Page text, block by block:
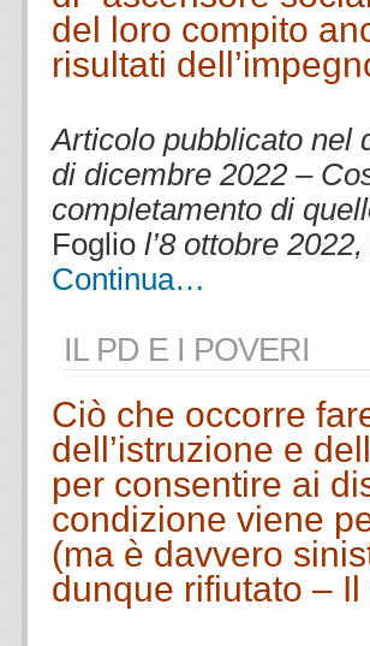
del loro compito
risultati
Articolo pubblicato nel
di dicembre 2022 –
completamento di
Foglio l’8 ottobre 2022,
Continua…
IL PD E I POVERI
Ciò che occorre
dell’istruzione e
per consentire ai
condizione viene
(ma è davvero
dunque rifiutato –